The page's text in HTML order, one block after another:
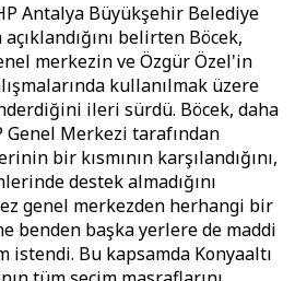
Antalya Büyükşehir Belediye
açıklandığını belirten Böcek,
merkezin ve Özgür Özel'in
kullanılmak üzere
ileri sürdü. Böcek, daha
Genel Merkezi tarafından
bir kısmının karşılandığını,
destek almadığını
genel merkezden herhangi bir
benden başka yerlere de maddi
istendi. Bu kapsamda Konyaaltı